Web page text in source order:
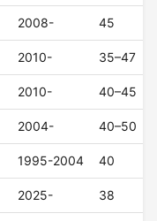
2008- 45
2010- 35–47
2010- 40–45
2004- 40–50
1995-2004 40
2025- 38